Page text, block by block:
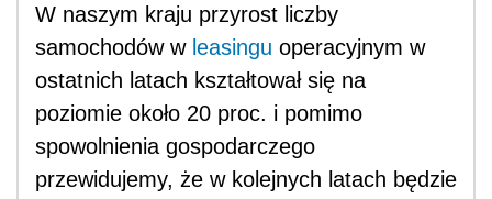
W naszym kraju przyrost liczby
samochodów w leasingu operacyjnym w
ostatnich latach kształtował się na
poziomie około 20 proc. i pomimo
spowolnienia gospodarczego
przewidujemy, że w kolejnych latach będzie